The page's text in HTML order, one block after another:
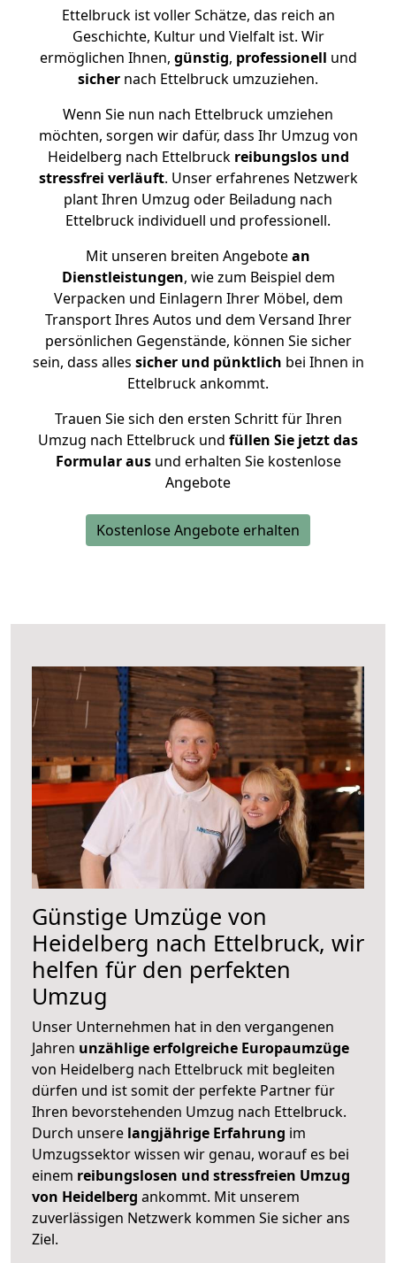
Ettelbruck ist voller Schätze, das reich an
Geschichte, Kultur und Vielfalt ist. Wir
ermöglichen Ihnen, günstig, professionell und
sicher nach Ettelbruck umzuziehen.
Wenn Sie nun nach Ettelbruck umziehen
möchten, sorgen wir dafür, dass Ihr Umzug von
Heidelberg nach Ettelbruck reibungslos und
stressfrei verläuft. Unser erfahrenes Netzwerk
plant Ihren Umzug oder Beiladung nach
Ettelbruck individuell und professionell.
Mit unseren breiten Angebotean
Dienstleistungen, wie zum Beispiel dem
Verpacken und Einlagern Ihrer Möbel, dem
Transport Ihres Autos und dem Versand Ihrer
persönlichen Gegenstände, können Sie sicher
sein, dass alles sicher und pünktlich bei Ihnen in
Ettelbruck ankommt.
Trauen Sie sich den ersten Schritt für Ihren
Umzug nach Ettelbruck und füllen Sie jetzt das
Formular ausund erhalten Sie kostenlose
Angebote
Kostenlose Angebote erhalten
Günstige Umzüge von
Heidelberg nach Ettelbruck, wir
helfen für den perfekten
Umzug
Unser Unternehmen hat in den vergangenen
Jahren unzählige erfolgreiche Europaumzüge
von Heidelberg nach Ettelbruck mit begleiten
dürfen und ist somit der perfekte Partner für
Ihren bevorstehenden Umzug nach Ettelbruck.
Durch unsere langjährige Erfahrung im
Umzugssektor wissen wir genau, worauf es bei
einem reibungslosen und stressfreien Umzug
von Heidelberg ankommt. Mit unserem
zuverlässigen Netzwerk kommen Sie sicher ans
Ziel.